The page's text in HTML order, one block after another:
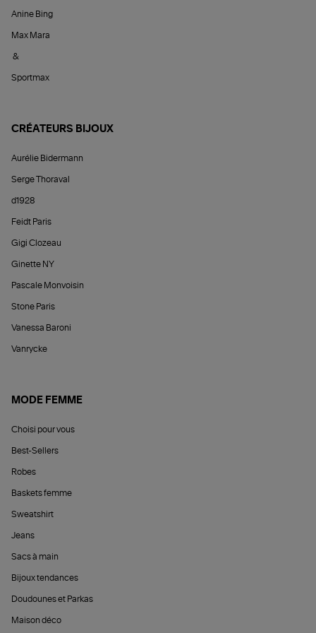
Anine Bing
Max Mara
&
Sportmax
CRÉATEURS BIJOUX
Aurélie Bidermann
Serge Thoraval
d1928
Feidt Paris
Gigi Clozeau
Ginette NY
Pascale Monvoisin
Stone Paris
Vanessa Baroni
Vanrycke
MODE FEMME
Choisi pour vous
Best-Sellers
Robes
Baskets femme
Sweatshirt
Jeans
Sacs à main
Bijoux tendances
Doudounes et Parkas
Maison déco